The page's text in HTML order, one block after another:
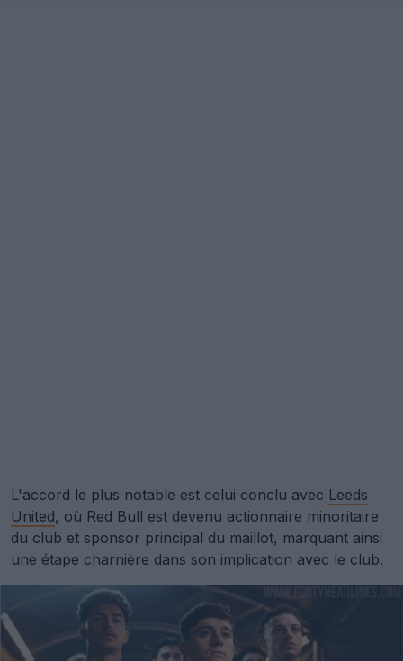
L'accord le plus notable est celui conclu avec Leeds
United, où Red Bull est devenu actionnaire minoritaire
du club et sponsor principal du maillot, marquant ainsi
une étape charnière dans son implication avec le club.